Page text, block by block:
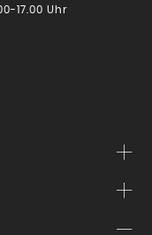
17.00 Uhr